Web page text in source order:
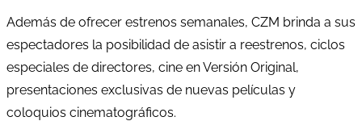
Además de ofrecer estrenos semanales, CZM brinda a sus
espectadores la posibilidad de asistir a reestrenos, ciclos
especiales de directores, cine en Versión Original,
presentaciones exclusivas de nuevas películas y
coloquios cinematográficos.